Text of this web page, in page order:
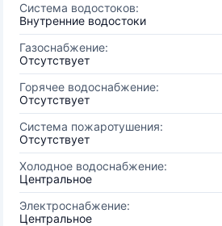
Система водостоков:
Внутренние водостоки
Газоснабжение:
Отсутствует
Горячее водоснабжение:
Отсутствует
Система пожаротушения:
Отсутствует
Холодное водоснабжение:
Центральное
Электроснабжение:
Центральное